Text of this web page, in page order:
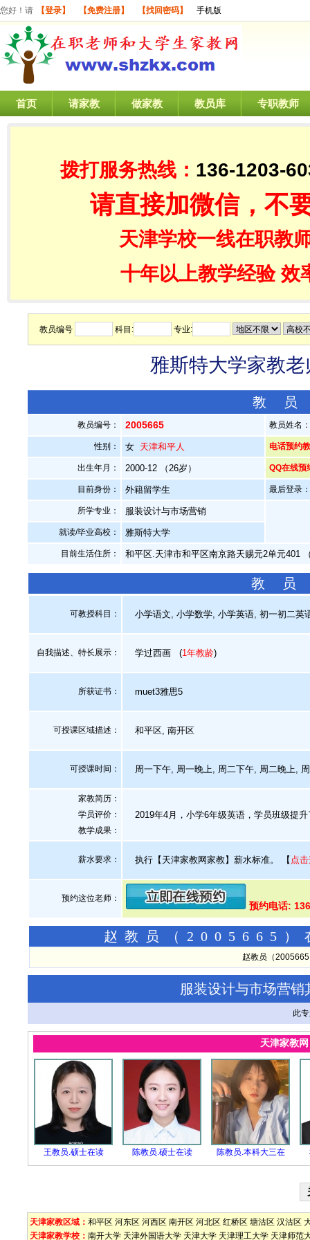
您好！请 【登录】 【免费注册】 【找回密码】 手机版
首页 请家教 做家教 教员库 专职教师
拨打服务热线： 136-1203-
请直接加微信，不
天津学校一线在职教
十年以上教学经验 效
教员编号 科目: 专业:
雅斯特大学家教
教
教员编号： 2005665 教员姓名
性别： 女 天津和平人 电话预约
出生年月： 2000-12 （26岁） QQ在线预
目前身份： 外籍留学生 最后登录
所学专业： 服装设计与市场营销
就读/毕业高校： 雅斯特大学
目前生活住所： 和平区.天津市和平区南京路天赐元2单元401
教 员
可教授科目： 小学语文, 小学数学, 小学英语, 初一初二英
自我描述、特长展示 ： 学过西画 (1年教龄)
所获证书 ： muet3雅思5
可授课区域描述： 和平区, 南开区
可授课时间： 周一下午, 周一晚上, 周二下午, 周二晚上,
家教简历：
学员评价：
教学成果：
2019年4月，小学6年级英语，学员班级提升
薪水要求： 执行【天津家教网家教】薪水标准。 【 点
预约这位老师：
预约电话:
赵教员（2005665）
赵教员（
服装设计与市场营销
此
天津家教
王教员.硕士在读 陈教员.硕士在读 陈教员.本科大三在
天津家教区域： 和平区 河东区 河西区 南开区 河北区 红桥区 塘沽区 汉沽区
天津家教学校： 南开大学 天津外国语大学 天津大学 天津理工大学 天津师范